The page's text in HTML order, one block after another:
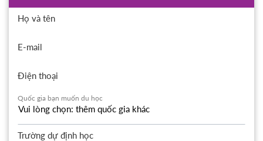
Họ và tên
E-mail
Điện thoại
Quốc gia bạn muốn du học
Trường dự định học